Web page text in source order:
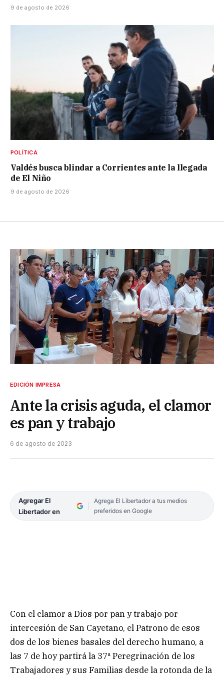
9 de agosto de 2026
POLÍTICA
Valdés busca blindar a Corrientes ante la llegada
de El Niño
9 de agosto de 2026
EDICIÓN IMPRESA
Ante la crisis aguda, el clamor
es pan y trabajo
6 de agosto de 2023
Agregar El
Libertador en
Agrega El Libertador a tus medios
preferidos en Google
Con el clamor a Dios por pan y trabajo por
intercesión de San Cayetano, el Patrono de esos
dos de los bienes basales del derecho humano, a
las 7 de hoy partirá la 37ª Peregrinación de los
Trabajadores y sus Familias desde la rotonda de la